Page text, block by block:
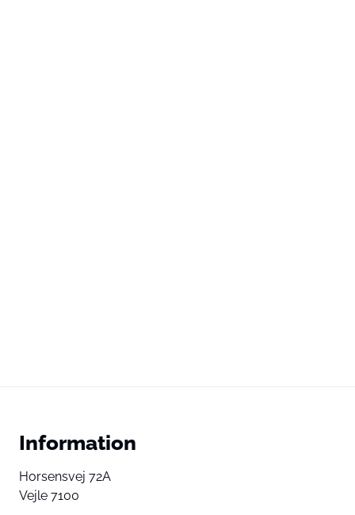
Information
Horsensvej 72A
Vejle 7100